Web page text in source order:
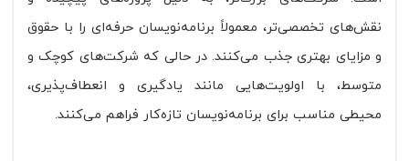
نقش‌های تخصصی‌تر، معمولاً برنامه‌نویسان حرفه‌ای را با حقوق
و مزایای بهتری جذب می‌کنند. در حالی که شرکت‌های کوچک و
متوسط، با اولویت‌هایی مانند یادگیری و انعطاف‌پذیری،
محیطی مناسب برای برنامه‌نویسان تازه‌کار فراهم می‌کنند.